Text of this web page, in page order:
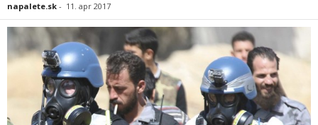
napalete.sk - 11. apr 2017